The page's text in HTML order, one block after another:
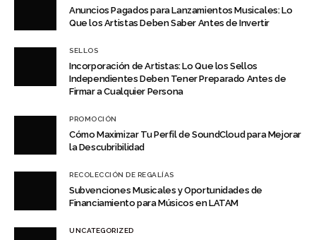
Anuncios Pagados para Lanzamientos Musicales: Lo
Que los Artistas Deben Saber Antes de Invertir
SELLOS
Incorporación de Artistas: Lo Que los Sellos
Independientes Deben Tener Preparado Antes de
Firmar a Cualquier Persona
PROMOCIÓN
Cómo Maximizar Tu Perfil de SoundCloud para Mejorar
la Descubribilidad
RECOLECCIÓN DE REGALÍAS
Subvenciones Musicales y Oportunidades de
Financiamiento para Músicos en LATAM
UNCATEGORIZED